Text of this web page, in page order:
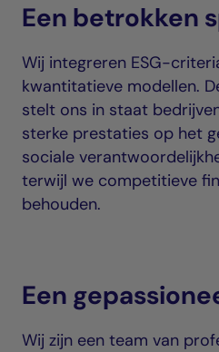
Een betrokken
Wij integreren ESG-
kwantitatieve modellen.
stelt ons in staat
sterke prestaties op het
sociale
terwijl we competitieve
behouden.
Een
Wij zijn een team van